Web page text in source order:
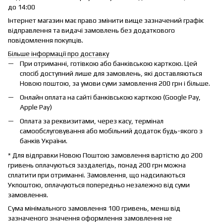
до 14:00
Інтернет магазин має право змінити вище зазначений графік
відправлення та видачі замовлень без додаткового
повідомлення покупців.
Більше інформації про доставку
При отриманні, готівкою або банківською карткою. Цей
спосіб доступний лише для замовлень, які доставляються
Новою поштою, за умови суми замовлення 200 грн і більше.
Онлайн оплата на сайті банківською карткою (Google Pay,
Apple Pay)
Оплата за реквизитами, через касу, термінал
самообслуговування або мобільний додаток будь-якого з
банків України.
* Для відправки Новою Поштою замовлення вартістю до 200
гривень оплачуються заздалегідь, понад 200 грн можна
сплатити при отриманні. Замовлення, що надсилаються
Укпоштою, оплачуються попередньо незалежно від суми
замовлення.
Сума мінімального замовлення 100 гривень, менш від
зазначеного значення оформлення замовлення не